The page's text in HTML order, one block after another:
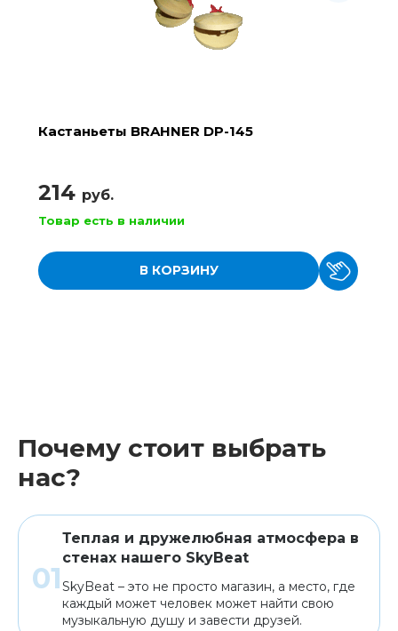
Кастаньеты BRAHNER DP-145
214 руб.
Товар есть в наличии
В КОРЗИНУ
Почему стоит выбрать
нас?
Теплая и дружелюбная атмосфера в
стенах нашего SkyBeat
SkyBeat – это не просто магазин, а место, где
каждый может человек может найти свою
музыкальную душу и завести друзей.